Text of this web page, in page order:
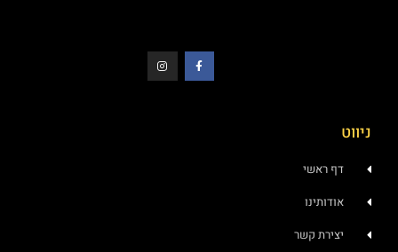
ניווט
דף ראשי
אודותינו
יצירת קשר